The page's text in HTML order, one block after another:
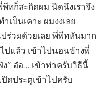
พีทก็สะกิดผม นิดนึงเราจึง
เป็นเคาะ ผมงงเลย
ปร่วมด้วยเลย พี่พีทหันมาก
ปแล้ว เข้าไปนอนข้างพี่
” อ๋อ… เข้าท่าครับวิธีนี้
ปิดประตูเข้าไปครับ